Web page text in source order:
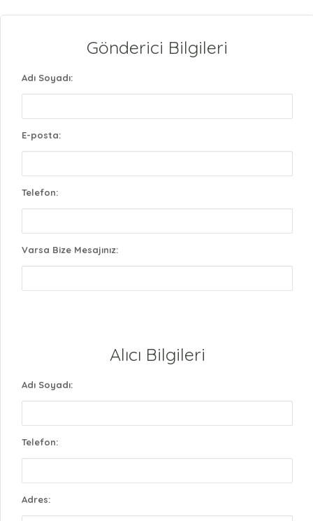
Gönderici Bilgileri
Adı Soyadı:
E-posta:
Telefon:
Varsa Bize Mesajınız:
Alıcı Bilgileri
Adı Soyadı:
Telefon:
Adres: